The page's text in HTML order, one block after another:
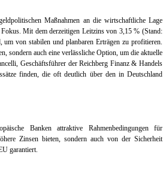
Maßnahmen an die wirtschaftliche Lage
Mit dem derzeitigen Leitzins von 3,15 % (Stand:
von stabilen und planbaren Erträgen zu profitieren.
sondern auch eine verlässliche Option, um die aktuelle
Geschäftsführer der Reichberg Finanz & Handels
finden, die oft deutlich über den in Deutschland
Banken attraktive Rahmenbedingungen für
Zinsen bieten, sondern auch von der Sicherheit
garantiert.